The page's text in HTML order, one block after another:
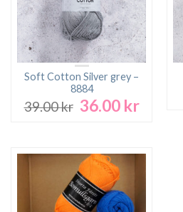
Soft Cotton Silver grey –
8884
39.00kr Det
39.00 kr.
36.00 krDet
36.00 kr.